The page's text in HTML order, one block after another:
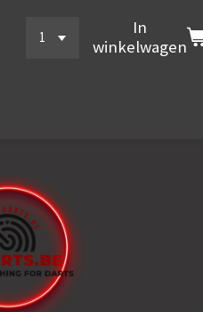
In
winkelwagen